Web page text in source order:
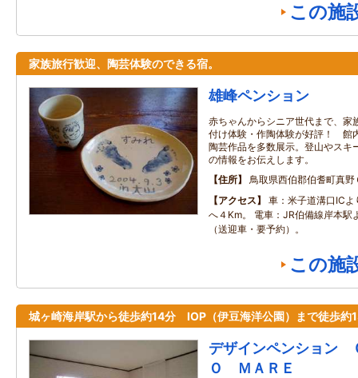
この施
家族旅行歓迎、陶芸体験のできる宿。
雄峰ペンション
赤ちゃんからシニア世代まで、家
付け体験・作陶体験が好評！ 館
陶芸作品を多数展示。登山やスキ
の情報をお伝えします。
住所
鳥取県西伯郡伯耆町真野
アクセス
車：米子道溝口IC
へ４Km。 電車：JR伯備線岸本駅
（送迎車・要予約）。
この施
城ヶ崎海岸駅から徒歩約14分 IOP（伊豆海洋公園）まで徒歩約
デザインペンション
Ｏ ＭＡＲＥ